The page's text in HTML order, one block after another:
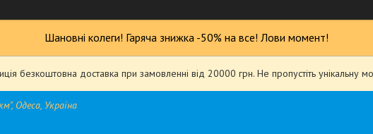
Шановні колеги! Гаряча знижка -50% на все! Лови момент!
безкоштовна доставка при замовленні від 20000 грн. Не пропустіть унікальну
Одеса, Україна